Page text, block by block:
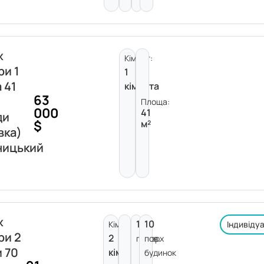
1
41
63
000
$
Кімнат:
1
кімната
Площа:
41
м²
2
70
Кімнат:
2
кімнати
1
поверх
10
пов.
будинок